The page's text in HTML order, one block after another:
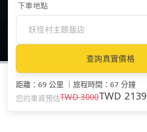
下車地點
查詢真實價格
距離 ： 69 公里 旅程時間 ： 67 分鐘
您的車資預估TWD3000TWD 2139